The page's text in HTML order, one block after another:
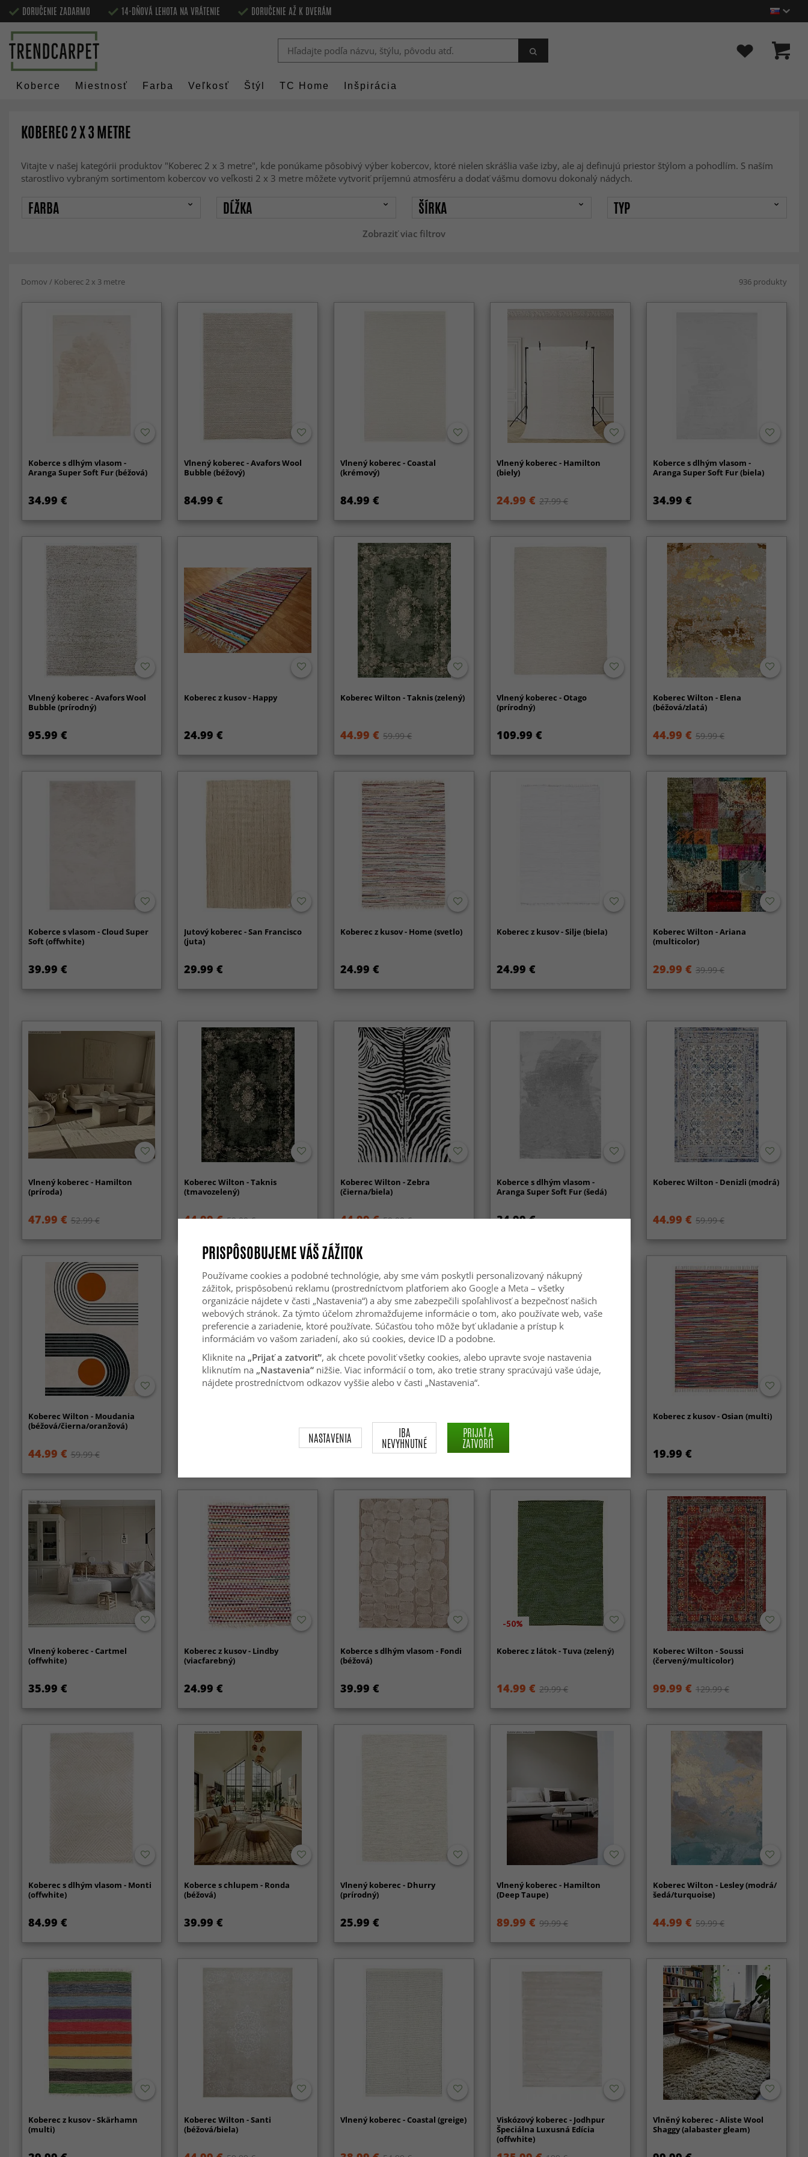
DORUČENIE ZADARMO 14-DŇOVÁ LEHOTA NA VRÁTENIE DORUČENIE AŽ K DVERÁM
Koberce Miestnosť Farba Veľkosť Štýl TC Home Inšpirácia
KOBEREC 2 X 3 METRE
Vitajte v našej kategórii produktov "Koberec 2 x 3 metre", kde ponúkame pôsobivý výber kobercov, ktoré nielen skrášlia vaše izby, ale aj definujú priestor štýlom a pohodlím. S naším
starostlivo vybraným sortimentom kobercov vo veľkosti 2 x 3 metre môžete vytvoriť príjemnú atmosféru a dodať vášmu domovu dokonalý nádych.
Zobraziť viac filtrov
FARBA DĹŽKA ŠÍRKA TYP
Domov / Koberec 2 x 3 metre 936 produkty
Koberce s dlhým vlasom -
Aranga Super Soft Fur (béžová)
34.99 €
Vlnený koberec - Avafors Wool
Bubble (béžový)
84.99 €
Vlnený koberec - Coastal
(krémový)
84.99 €
Vlnený koberec - Hamilton
(biely)
24.99 € 27.99 €
Koberce s dlhým vlasom -
Aranga Super Soft Fur (biela)
34.99 €
Vlnený koberec - Avafors Wool
Bubble (prírodný)
95.99 €
Koberec z kusov - Happy
24.99 €
Koberec Wilton - Taknis (zelený)
44.99 € 59.99 €
Vlnený koberec - Otago
(prírodný)
109.99 €
Koberec Wilton - Elena
(béžová/zlatá)
44.99 € 59.99 €
Koberce s vlasom - Cloud Super
Soft (offwhite)
39.99 €
Jutový koberec - San Francisco
(juta)
29.99 €
Koberec z kusov - Home (svetlo)
24.99 €
Koberec z kusov - Silje (biela)
24.99 €
Koberec Wilton - Ariana
(multicolor)
29.99 € 39.99 €
Vlnený koberec - Hamilton
(príroda)
47.99 € 52.99 €
Koberec Wilton - Taknis
(tmavozelený)
44.99 € 59.99 €
Koberec Wilton - Zebra
(čierna/biela)
44.99 € 59.99 €
Koberce s dlhým vlasom -
Aranga Super Soft Fur (šedá)
34.99 €
Koberec Wilton - Denizli (modrá)
44.99 € 59.99 €
Koberec Wilton - Moudania
(béžová/čierna/oranžová)
44.99 € 59.99 € 109.99 €
(modrá/růžová/multicolor)
44.99 €
Koberec z kusov - Osian (multi)
19.99 €
Vlnený koberec - Cartmel
(offwhite)
35.99 €
Koberec z kusov - Lindby
(viacfarebný)
24.99 €
Koberce s dlhým vlasom - Fondi
(béžová)
39.99 €
-50%
Koberec z látok - Tuva (zelený)
14.99 € 29.99 €
Koberec Wilton - Soussi
(červený/multicolor)
99.99 € 129.99 €
Koberec s dlhým vlasom - Monti
(offwhite)
84.99 €
Koberce s chlupem - Ronda
(béžová)
39.99 €
Vlnený koberec - Dhurry
(prírodný)
25.99 €
Vlnený koberec - Hamilton
(Deep Taupe)
89.99 € 99.99 €
Koberec Wilton - Lesley (modrá/
šedá/turquoise)
44.99 € 59.99 €
Koberec z kusov - Skärhamn
(multi)
Koberec Wilton - Santi
(béžová/biela)
Vlnený koberec - Coastal (greige)
Viskózový koberec - Jodhpur
Špeciálna Luxusná Edícia
(offwhite)
Vlněný koberec - Aliste Wool
Shaggy (alabaster gleam)
PRISPÔSOBUJEME VÁŠ ZÁŽITOK
Používame cookies a podobné technológie, aby sme vám poskytli personalizovaný nákupný
zážitok, prispôsobenú reklamu (prostredníctvom platforiem ako Googlea Meta – všetky
organizácie nájdete v časti „Nastavenia“) a aby sme zabezpečili spoľahlivosť a bezpečnosť našich
webových stránok. Za týmto účelom zhromažďujeme informácie o tom, ako používate web, vaše
preferencie a zariadenie, ktoré používate. Súčasťou toho môže byť ukladanie a prístup k
informáciám vo vašom zariadení, ako sú cookies, device ID a podobne.
Kliknite na „Prijať a zatvoriť“, ak chcete povoliť všetky cookies, alebo upravte svoje nastavenia
kliknutím na „Nastavenia“nižšie. Viac informácií o tom, ako tretie strany spracúvajú vaše údaje,
nájdete prostredníctvom odkazov vyššie alebo v časti „Nastavenia“.
NASTAVENIA IBA
NEVYHNUTNÉ
PRIJAŤ A
ZATVORIŤ